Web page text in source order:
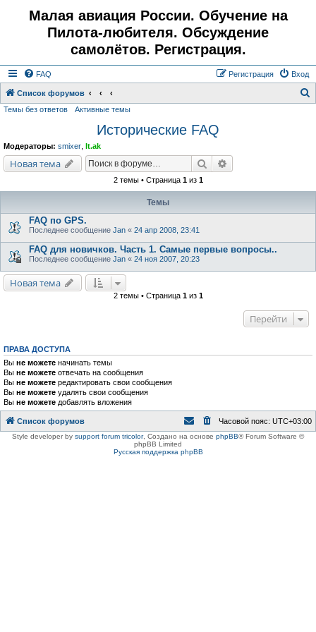
Малая авиация России. Обучение на
Пилота-любителя. Обсуждение
самолётов. Регистрация.
FAQ Вход
Регистрация
Список форумов
Темы без ответов Активные темы
Исторические FAQ
Модераторы: smixer lt.ak
Новая тема Поиск
2 темы • Страница 1из 1
Темы
FAQ по GPS.
Последнее сообщение Jan « 24 апр 2008, 23:41
FAQ для новичков. Часть 1. Самые первые вопросы..
Последнее сообщение Jan « 24 ноя 2007, 20:23
Новая тема
2 темы • Страница 1из 1
Перейти
ПРАВА ДОСТУПА
Вы не можете начинать темы
Вы не можете отвечать на сообщения
Вы не можете редактировать свои сообщения
Вы не можете удалять свои сообщения
Вы не можете добавлять вложения
Список форумов Часовой пояс: UTC+03:00
Style developer by support forum tricolor, Создано на основе phpBB® Forum Software ©
phpBB Limited
Русская поддержка phpBB